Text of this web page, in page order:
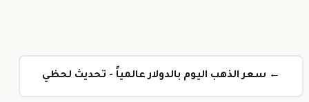
← سعر الذهب اليوم بالدولار عالمياً - تحديث لحظي